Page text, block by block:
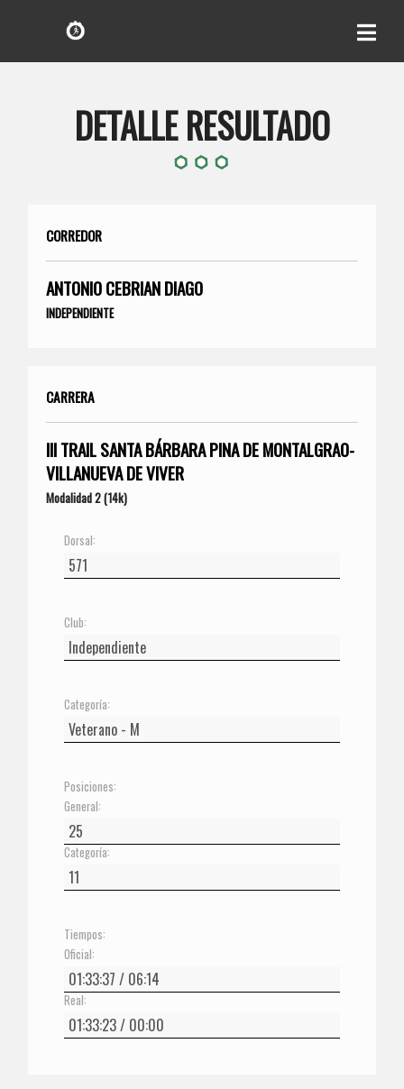
DETALLE RESULTADO
CORREDOR
ANTONIO CEBRIAN DIAGO
INDEPENDIENTE
CARRERA
III TRAIL SANTA BÁRBARA PINA DE MONTALGRAO-
VILLANUEVA DE VIVER
Modalidad 2 (14k)
Dorsal:
Club:
Categoría:
Posiciones:
General:
Categoría:
Tiempos:
Oficial:
Real: